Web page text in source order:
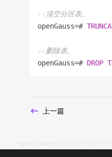
--清空分区表。
openGauss=#
--删除表。
openGauss=# DROP
上一篇